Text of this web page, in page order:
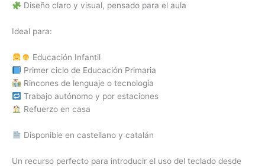
Diseño claro y visual, pensado para el aula
Ideal para:
Educación Infantil
Primer ciclo de Educación Primaria
Rincones de lenguaje o tecnología
Trabajo autónomo y por estaciones
Refuerzo en casa
Disponible en castellano y catalán
Un recurso perfecto para introducir el uso del teclado desde